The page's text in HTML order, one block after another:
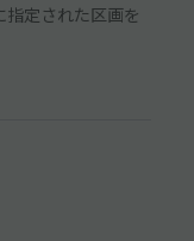
定された区画を